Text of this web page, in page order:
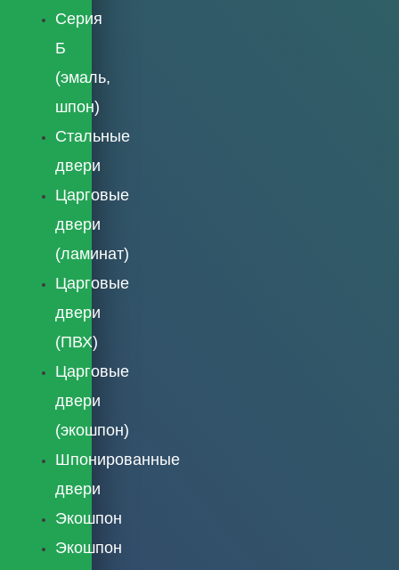
Серия
Б
(эмаль,
шпон)
Стальные
двери
Царговые
двери
(ламинат)
Царговые
двери
(ПВХ)
Царговые
двери
(экошпон)
Шпонированные
двери
Экошпон
Экошпон